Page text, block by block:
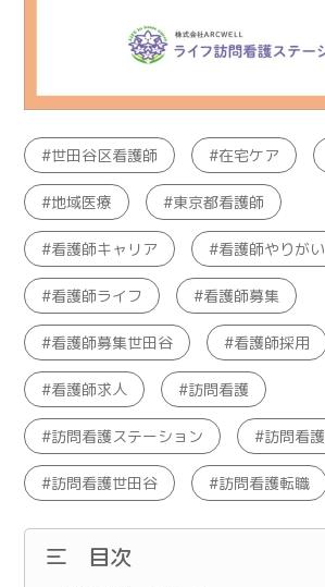
世田谷区看護師 在宅ケア
地域医療 東京都看護師
看護師キャリア 看護師やりがい
看護師ライフ 看護師募集
看護師募集世田谷 看護師採用
看護師求人 訪問看護
訪問看護ステーション 訪問看
訪問看護世田谷 訪問看護転職
目次